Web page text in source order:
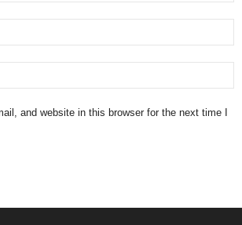
and website in this browser for the next time I